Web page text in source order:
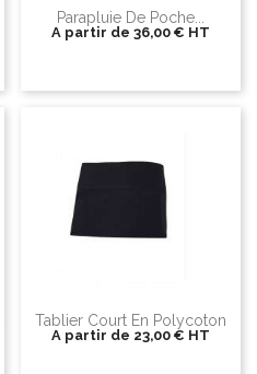
Parapluie De Poche...
A partir de 36,00 € HT
Tablier Court En Polycoton
A partir de 23,00 € HT